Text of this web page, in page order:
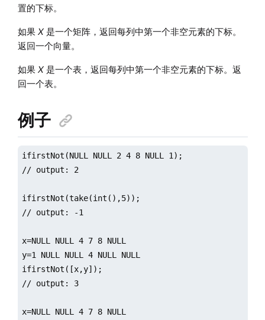
置的下标。
如果 X是一个矩阵，返回每列中第一个非空元素的下标。
返回一个向量。
如果 X是一个表，返回每列中第一个非空元素的下标。返
回一个表。
例子
ifirstNot(NULL NULL 2 4 8 NULL 1);
// output: 2
ifirstNot(take(int(),5));
// output: -1
x=NULL NULL 4 7 8 NULL
y=1 NULL NULL 4 NULL NULL
ifirstNot([x,y]);
// output: 3
x=NULL NULL 4 7 8 NULL